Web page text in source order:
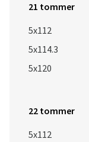
21 tommer
5x112
5x114.3
5x120
22 tommer
5x112